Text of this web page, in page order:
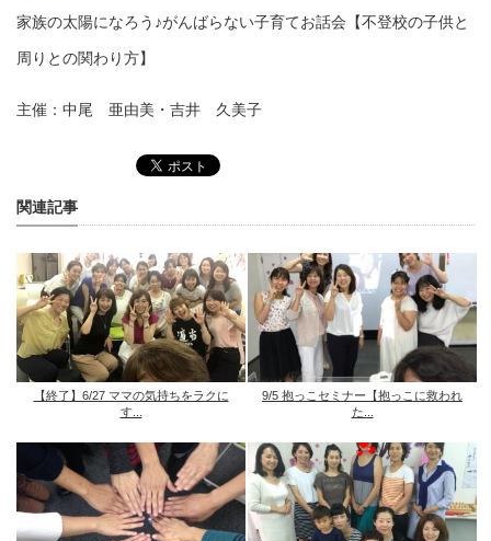
家族の太陽になろう♪がんばらない子育てお話会【不登校の子供と
周りとの関わり方】
主催：中尾 亜由美・吉井 久美子
関連記事
【終了】6/27 ママの気持ちをラクに
す...
9/5 抱っこセミナー【抱っこに救われ
た...